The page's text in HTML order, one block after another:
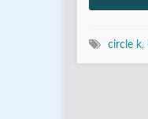
circle k,